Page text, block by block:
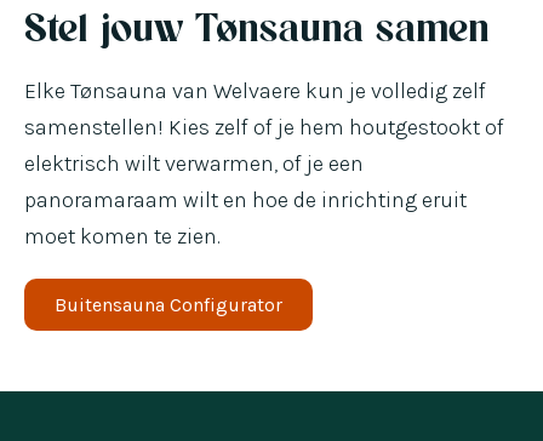
Stel jouw Tønsauna samen
Elke Tønsauna van Welvaere kun je volledig zelf
samenstellen! Kies zelf of je hem houtgestookt of
elektrisch wilt verwarmen, of je een
panoramaraam wilt en hoe de inrichting eruit
moet komen te zien.
Buitensauna Configurator